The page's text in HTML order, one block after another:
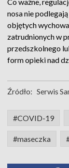
nosa nie
objętych
zatrudnionych w
przedszkolnego
form opieki nad
Źródło: Serwis
#COVID-19
#maseczka